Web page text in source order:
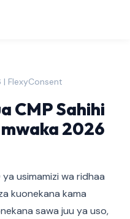
FlexyConsent
CMP Sahihi
2026
usimamizi wa ridhaa
kuonekana kama
sawa juu ya uso,